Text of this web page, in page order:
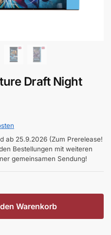
Draft Night
ab 25.9.2026 (Zum Prerelease!
Bestellungen mit weiteren
gemeinsamen Sendung!
Warenkorb